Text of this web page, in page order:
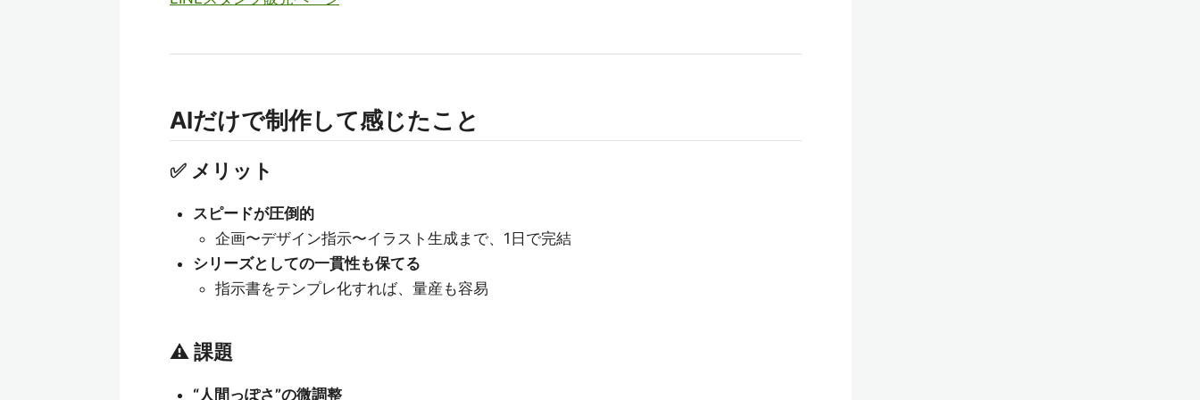
AIだけで制作して感じたこと
✅ メリット
スピードが圧倒的
企画〜デザイン指示〜イラスト生成まで、1日で完結
シリーズとしての一貫性も保てる
指示書をテンプレ化すれば、量産も容易
⚠️ 課題
“人間っぽさ”の微調整